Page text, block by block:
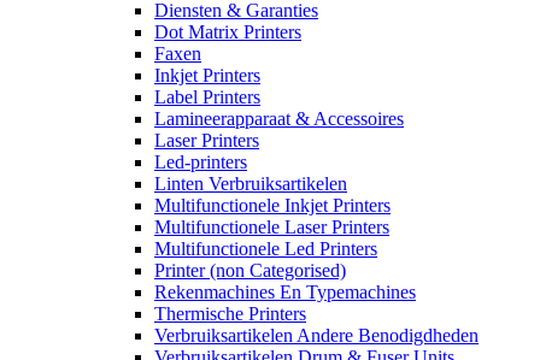
Diensten & Garanties
Dot Matrix Printers
Faxen
Inkjet Printers
Label Printers
Lamineerapparaat & Accessoires
Laser Printers
Led-printers
Linten Verbruiksartikelen
Multifunctionele Inkjet Printers
Multifunctionele Laser Printers
Multifunctionele Led Printers
Printer (non Categorised)
Rekenmachines En Typemachines
Thermische Printers
Verbruiksartikelen Andere Benodigdheden